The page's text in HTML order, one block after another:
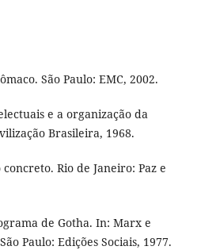
São Paulo: EMC, 2002.
e a organização da
Brasileira, 1968.
Rio de Janeiro: Paz e
de Gotha. In: Marx e
Paulo: Edições Sociais, 1977.